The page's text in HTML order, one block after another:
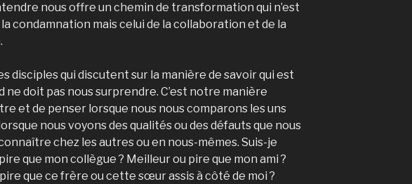
nous offre un chemin de transformation qui n’est
la condamnation mais celui de la collaboration et de la
disciples qui discutent sur la manière de savoir qui est
ne doit pas nous surprendre. C’est notre manière
et de penser lorsque nous nous comparons les uns
nous voyons des qualités ou des défauts que nous
chez les autres ou en nous-mêmes. Suis-je
que mon collègue ? Meilleur ou pire que mon ami ?
que ce frère ou cette sœur assis à côté de moi ?